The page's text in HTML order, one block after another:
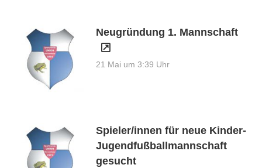
Neugründung 1. Mannschaft
21 Mai um 3:39 Uhr
Spieler/innen für neue Kinder-
Jugendfußballmannschaft
gesucht